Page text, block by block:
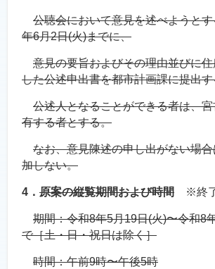
公聴会において意見を述べようと
年6月2日(火)までに、
意見の要旨およびその理由並びに
した公述申出書を都市計画課に提出
公述人となることができる者は、
有する者とする。
なお、意見陳述の申し出がない場
加しない。
4． 原案の縦覧期間および時間 ※終了
期間：令和8年5月19日(火)〜令和8
で［土・日・祝日は除く］
時間：午前9時〜午後5時